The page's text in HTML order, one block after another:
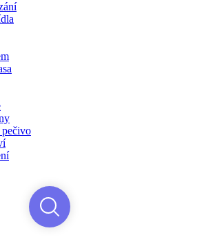
pečivo